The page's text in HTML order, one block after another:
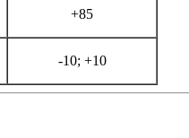
+85
-10; +10